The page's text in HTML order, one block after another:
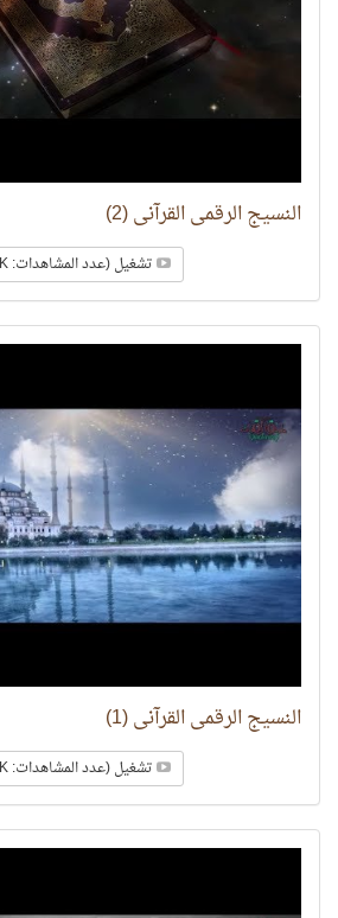
النسيج الرقمي القرآني (2)
تشغيل (عدد المشاهدات: 1.8K)
النسيج الرقمي القرآني (1)
تشغيل (عدد المشاهدات: 2.5K)